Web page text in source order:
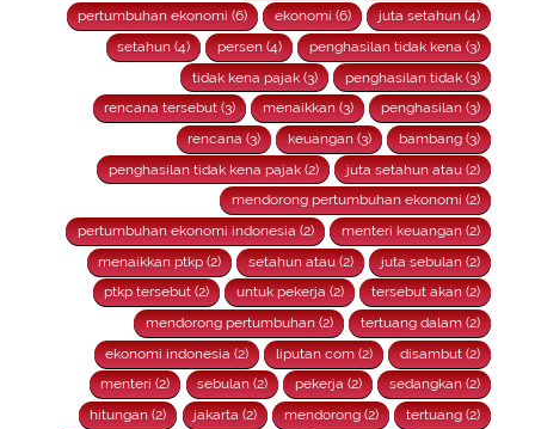
pertumbuhan ekonomi (6)
ekonomi (6)
juta setahun (4)
setahun (4)
persen (4)
penghasilan tidak kena (3)
tidak kena pajak (3)
penghasilan tidak (3)
rencana tersebut (3)
menaikkan (3)
penghasilan (3)
rencana (3)
keuangan (3)
bambang (3)
penghasilan tidak kena pajak (2)
juta setahun atau (2)
mendorong pertumbuhan ekonomi (2)
pertumbuhan ekonomi indonesia (2)
menteri keuangan (2)
menaikkan ptkp (2)
setahun atau (2)
juta sebulan (2)
ptkp tersebut (2)
untuk pekerja (2)
tersebut akan (2)
mendorong pertumbuhan (2)
tertuang dalam (2)
ekonomi indonesia (2)
liputan com (2)
disambut (2)
menteri (2)
sebulan (2) pekerja (2)
sedangkan (2)
hitungan (2)
jakarta (2) mendorong (2)
tertuang (2)